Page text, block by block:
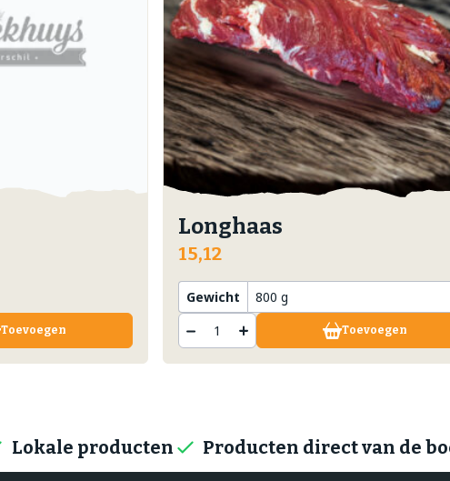
Toevoegen
Longhaas
15,12
Gewicht
Toevoegen
Lokale producten Producten direct van de